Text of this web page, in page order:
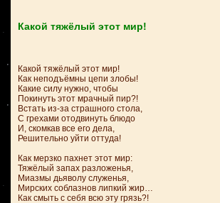
Какой тяжёлый этот мир!
Какой тяжёлый этот мир!
Как неподъёмны цепи злобы!
Какие силу нужно, чтобы
Покинуть этот мрачный пир?!
Встать из-за страшного стола,
С грехами отодвинуть блюдо
И, скомкав все его дела,
Решительно уйти оттуда!
Как мерзко пахнет этот мир:
Тяжёлый запах разложенья,
Миазмы дьяволу служенья,
Мирских соблазнов липкий жир…
Как смыть с себя всю эту грязь?!